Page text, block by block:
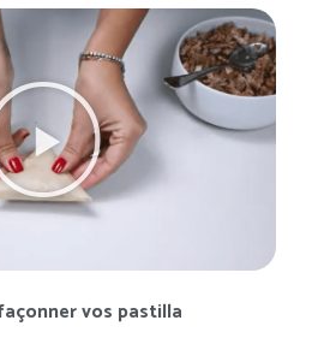
vos pastilla